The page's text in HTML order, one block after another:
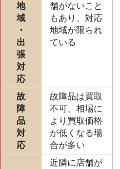
地
域
・
出
張
対
応
舗がないこと
もあり、対応
地域が限られ
ている
故
障
品
対
応
故障品は買取
不可、相場に
より買取価格
が低くなる場
合が多い
近隣に店舗が